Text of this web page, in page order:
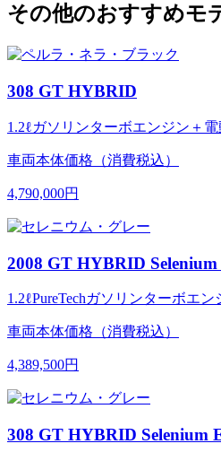
その他のおすすめモ
308 GT HYBRID
1.2ℓガソリンターボエンジン＋
車両本体価格（消費税込）
4,790,000円
2008 GT HYBRID
1.2ℓPureTechガソリンターボエ
車両本体価格（消費税込）
4,389,500円
308 GT HYBRID Selenium